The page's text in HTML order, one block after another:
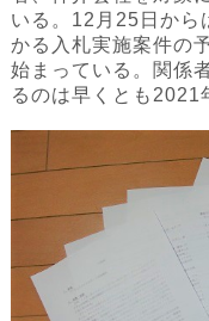
いる。12月25日から
かる入札実施案件の
始まっている。関係
るのは早くとも2021